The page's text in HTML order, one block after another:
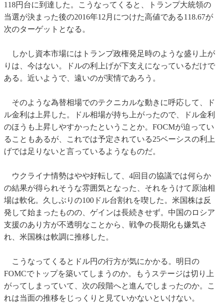
118円台に到達した。こうなってくると、トランプ大統領の
当選が決まった後の2016年12月につけた高値である118.67が
次のターゲットとなる。
しかし資本市場にはトランプ政権発足時のような盛り上が
りは、今はない。ドルの利上げが下支えになっているだけで
ある。近いようで、遠いのが実情であろう。
そのような為替相場でのテクニカルな動きに呼応して、ド
ル金利は上昇した。ドル相場が持ち上がったので、ドル金利
のほうも上昇しやすかったということか。FOCMが迫ってい
ることもあるが、これでは予定されている25ベーシスの利上
げでは足りないと言っているようなものだ。
ウクライナ情勢はやや好転して、4回目の協議では何らか
の結果が得られそうな雰囲気となった、それをうけて原油相
場は軟化。久しぶりの100ドル台割れを喫した。米国株は反
発して始まったものの、ゲインは長続きせず。中国のロシア
支援のあり方が不透明なことから、戦争の長期化も嫌気さ
れ、米国株は軟調に推移した。
こうなってくるとドル円の行方が気にかかる。明日の
FOMCでトップを築いてしまうのか。もうステージは切り上
がってしまっていて、次の段階へと進んでしまったのか。こ
れは当面の推移をじっくりと見ていかないといけない。